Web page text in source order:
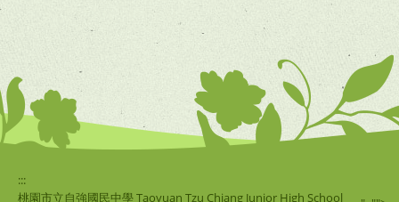
:::
桃園市立自強國民中學 Taoyuan Tzu Chiang Junior High School